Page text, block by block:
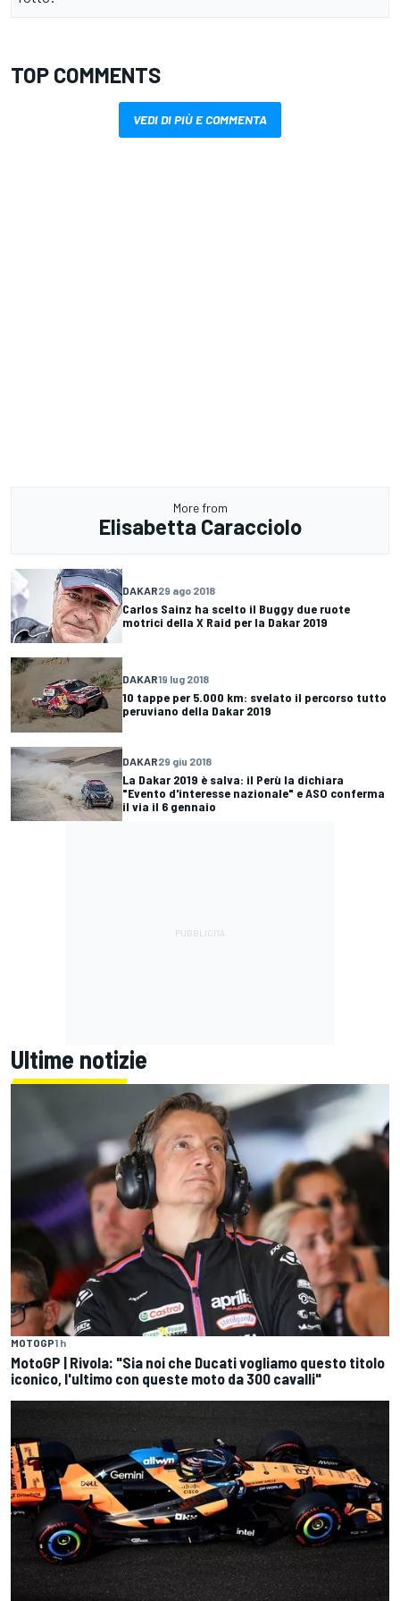
TOP COMMENTS
VEDI DI PIÙ E COMMENTA
More from
Elisabetta Caracciolo
DAKAR29 ago 2018
Carlos Sainz ha scelto il Buggy due ruote
motrici della X Raid per la Dakar 2019
DAKAR19 lug 2018
10 tappe per 5.000 km: svelato il percorso tutto
peruviano della Dakar 2019
DAKAR29 giu 2018
La Dakar 2019 è salva: il Perù la dichiara
"Evento d'interesse nazionale" e ASO conferma
il via il 6 gennaio
Ultime notizie
MOTOGP1 h
MotoGP | Rivola: "Sia noi che Ducati vogliamo questo titolo
iconico, l'ultimo con queste moto da 300 cavalli"